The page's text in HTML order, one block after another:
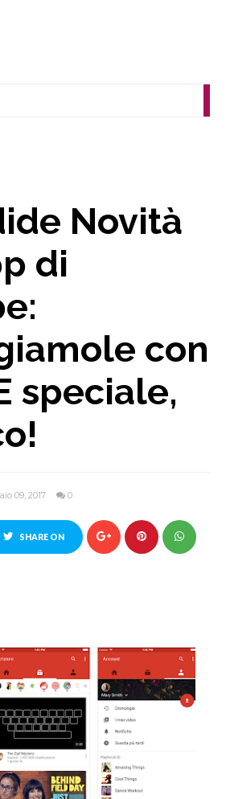
Novità
di
con
speciale,
09, 2017 0
SHARE ON